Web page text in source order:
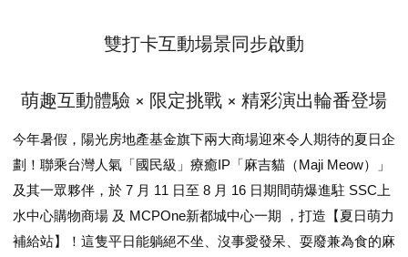
雙打卡互動場景同步啟動
萌趣互動體驗 × 限定挑戰 × 精彩演出輪番登場
今年暑假，陽光房地產基金旗下兩大商場迎來令人期待的夏日企
劃！聯乘台灣人氣「國民級」療癒IP「麻吉貓（Maji Meow）」
及其一眾夥伴，於 7 月 11 日至 8 月 16 日期間萌爆進駐 SSC上
水中心購物商場 及 MCPOne新都城中心一期 ，打造【夏日萌力
補給站】！這隻平日能躺絕不坐、沒事愛發呆、耍廢兼為食的麻